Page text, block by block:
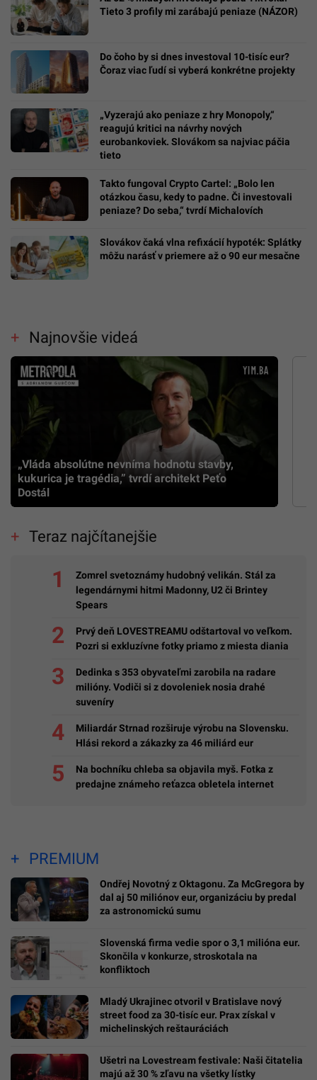
Tieto 3 profily mi zarábajú peniaze (NÁZOR)
Do čoho by si dnes investoval 10-tisíc eur?
Čoraz viac ľudí si vyberá konkrétne projekty
„Vyzerajú ako peniaze z hry Monopoly,“
reagujú kritici na návrhy nových
eurobankoviek. Slovákom sa najviac páčia
tieto
Takto fungoval Crypto Cartel: „Bolo len
otázkou času, kedy to padne. Či investovali
peniaze? Do seba,“ tvrdí Michalovích
Slovákov čaká vlna refixácií hypoték: Splátky
môžu narásť v priemere až o 90 eur mesačne
Najnovšie videá
„Vláda absolútne nevníma hodnotu stavby,
kukurica je tragédia,” tvrdí architekt Peťo
Dostál
Teraz najčítanejšie
Zomrel svetoznámy hudobný velikán. Stál za
legendárnymi hitmi Madonny, U2 či Brintey
Spears
Prvý deň LOVESTREAMU odštartoval vo veľkom.
Pozri si exkluzívne fotky priamo z miesta diania
Dedinka s 353 obyvateľmi zarobila na radare
milióny. Vodiči si z dovoleniek nosia drahé
suveníry
Miliardár Strnad rozširuje výrobu na Slovensku.
Hlási rekord a zákazky za 46 miliárd eur
Na bochníku chleba sa objavila myš. Fotka z
predajne známeho reťazca obletela internet
PREMIUM
Ondřej Novotný z Oktagonu. Za McGregora by
dal aj 50 miliónov eur, organizáciu by predal
za astronomickú sumu
Slovenská firma vedie spor o 3,1 milióna eur.
Skončila v konkurze, stroskotala na
konfliktoch
Mladý Ukrajinec otvoril v Bratislave nový
street food za 30-tisíc eur. Prax získal v
michelinských reštauráciách
Ušetri na Lovestream festivale: Naši čitatelia
majú až 30 % zľavu na všetky lístky